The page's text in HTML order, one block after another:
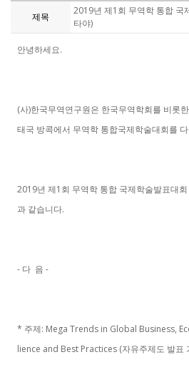
제목
2019년 제1회 무역학 통합 국
타야)
안녕하세요.
(사)한국무역연구원은 한국무역학회를 비롯
태국 방콕에서 무역학 통합국제학술대회를
2019년 제1회 무역학 통합 국제학술발표대
과 같습니다.
- 다 음 -
* 주제: Mega Trends in Global Business,
lience and Best Practices (자유주제도 발표